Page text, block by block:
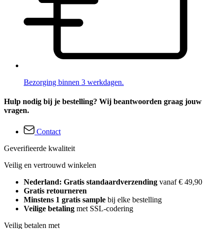
Bezorging binnen 3 werkdagen.
Hulp nodig bij je bestelling? Wij beantwoorden graag jouw
vragen.
Contact
Geverifieerde kwaliteit
Veilig en vertrouwd winkelen
Nederland: Gratis standaardverzending vanaf € 49,90
Gratis retourneren
Minstens 1 gratis sample bij elke bestelling
Veilige betaling met SSL-codering
Veilig betalen met